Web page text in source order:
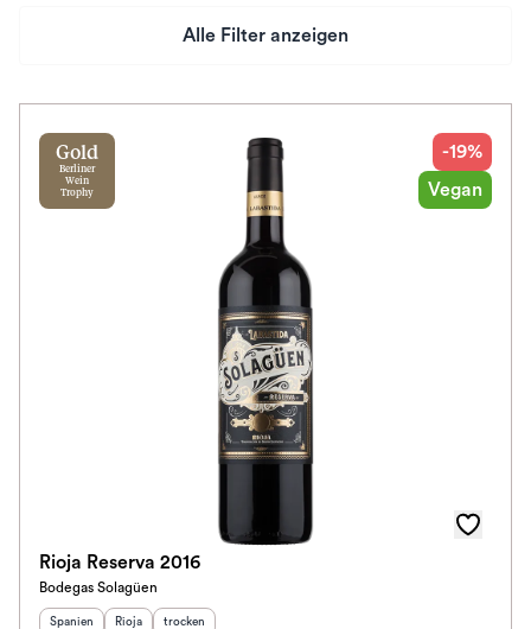
Alle Filter anzeigen
Herkunftsland
Rebsorte
Gold
Berliner
Wein
Trophy
-19%
Vegan
Rioja Reserva 2016
Bodegas Solagüen
Herkunftsland:
Spanien Herkunftsregion:
Rioja Geschmack
trocken